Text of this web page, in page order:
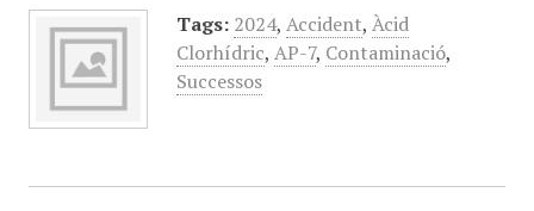
Tags: 2024, Accident, Àcid
Clorhídric, AP-7, Contaminació,
Successos